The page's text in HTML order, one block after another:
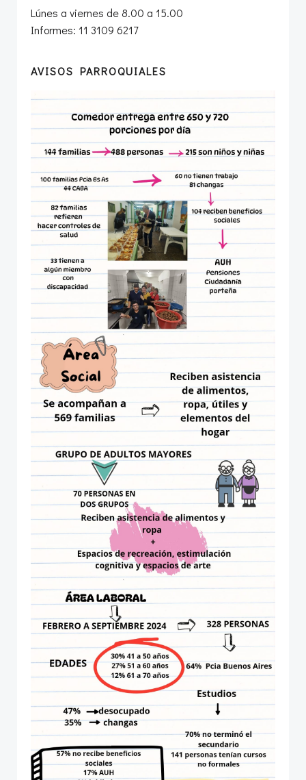
Lúnes a viernes de 8.00 a 15.00
Informes: 11 3109 6217
AVISOS PARROQUIALES